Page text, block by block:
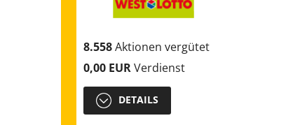
8.558Aktionen vergütet
0,00 EURVerdienst
DETAILS